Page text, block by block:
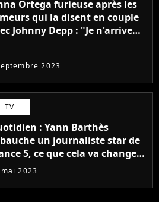
Ortega furieuse après les
qui la disent en couple
Johnny Depp : "Je n'arrive
2023
TV
: Yann Barthès
un journaliste star de
5, ce que cela va changer
rentrée
2023